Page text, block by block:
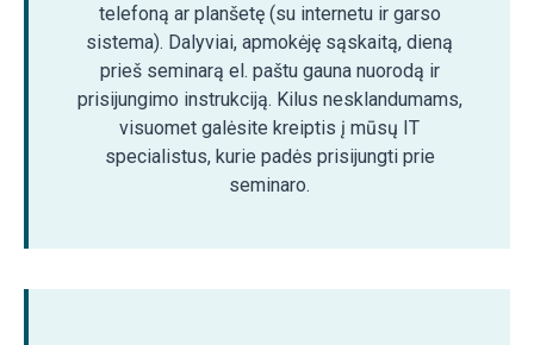
telefoną ar planšetę (su internetu ir garso
sistema). Dalyviai, apmokėję sąskaitą, dieną
prieš seminarą el. paštu gauna nuorodą ir
prisijungimo instrukciją. Kilus nesklandumams,
visuomet galėsite kreiptis į mūsų IT
specialistus, kurie padės prisijungti prie
seminaro.